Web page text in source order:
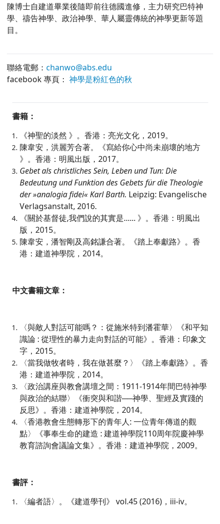
陳博士自建道畢業後隨即前往德國進修，主力研究巴特神
學、禱告神學、政治神學、華人屬靈傳統的神學更新等題
目。
聯絡電郵： chanwo@abs.edu
facebook 專頁： 神學是粉紅色的秋
書籍：
《神聖的淡然 》。香港：亮光文化，2019。
陳韋安，洪麗芳合著。《寫給你心中尚未崩壞的地方
》。香港：明風出版，2017。
Gebet als christliches Sein, Leben und Tun: Die
Bedeutung und Funktion des Gebets für die Theologie
der »analogia fidei« Karl Barth. Leipzig: Evangelische
Verlagsanstalt, 2016.
《關於基督徒,我們說的其實是...... 》。香港：明風出
版，2015。
陳韋安，潘智剛及高銘謙合著。《踏上奉獻路》。香
港：建道神學院，2014。
中文書籍文章：
〈與敵人對話可能嗎？：從施米特到潘霍華〉《和平知
識論 : 從理性的暴力走向對話的可能》。香港：印象文
字，2015。
〈當我做牧者時，我在做甚麼？〉《踏上奉獻路》。香
港：建道神學院，2014。
〈政治講座與教會講壇之間：1911-1914年間巴特神學
與政治的結聯〉《衝突與和諧──神學、聖經及實踐的
反思》。香港：建道神學院，2014。
〈香港教會生態轉形下的青年人: 一位青年傳道的觀
點〉《事奉生命的建造 : 建道神學院110周年院慶神學
教育諮詢會議論文集》。香港：建道神學院，2009。
書評：
〈編者語〉。《建道學刊》 vol.45 (2016)，iii-iv。